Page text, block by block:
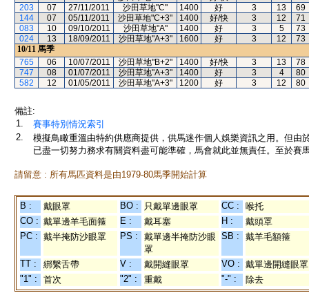
203
07 27/11/2011 沙田草地"C" 1400 好 3 13
69
144
07 05/11/2011 沙田草地"C+3" 1400 好/快 3 12
71
083
10 09/10/2011 沙田草地"A" 1400 好 3 5
73
024
13 18/09/2011 沙田草地"A+3" 1600 好 3 12
73
10/11 馬季
765
06 10/07/2011 沙田草地"B+2" 1400 好/快 3 13
78
747
08 01/07/2011 沙田草地"A+3" 1400 好 3 4
80
582
12 01/05/2011 沙田草地"A+3" 1200 好 3 12 80
備註:
1.
賽事特別情況索引
2.
模擬鳥瞰重溫由特約供應商提供，供馬迷作個人娛樂資訊之用。但
已盡一切努力務求有關資料盡可能準確，馬會就此並無責任。至於賽
請留意 : 所有馬匹資料是由1979-80馬季開始計算
B : 戴眼罩 BO : 只戴單邊眼罩 CC :
喉托
CO : 戴單邊羊毛面箍 E : 戴耳塞 H :
戴頭罩
PC : 戴半掩防沙眼罩 PS :
戴單邊半掩防沙眼
罩
SB : 戴羊毛額箍
TT : 綁繫舌帶 V : 戴開縫眼罩 VO : 戴單邊開縫眼罩
"1" :
首次 "2" : 重戴 "-" : 除去